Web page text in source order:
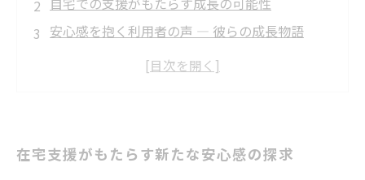
安心感を抱く利用者の声 — 彼らの成長物語
在宅支援が変えた私たちの生活 — ケーススタデ
在宅支援がもたらす新たな安心感の探求